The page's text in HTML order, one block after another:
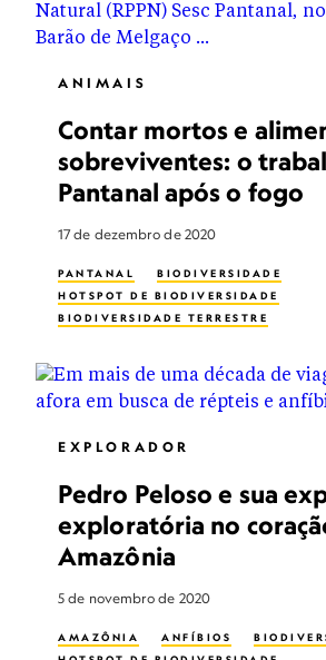
ANIMAIS
Contar mortos e
sobreviventes: o
Pantanal após o fogo
17 de dezembro de 2020
PANTANAL
BIODIVERSIDADE
HOTSPOT DE BIODIVERSIDADE
BIODIVERSIDADE TERRESTRE
EXPLORADOR
Pedro Peloso e sua
exploratória no
Amazônia
5 de novembro de 2020
AMAZÔNIA ANFÍBIOS